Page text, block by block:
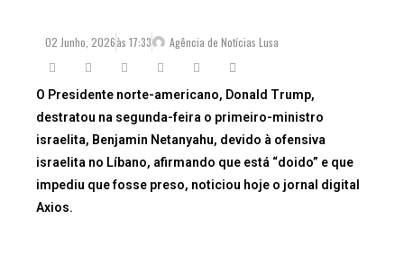
02 Junho, 2026às 17:33 Agência de Notícias Lusa
O Presidente norte-americano, Donald Trump,
destratou na segunda-feira o primeiro-ministro
israelita, Benjamin Netanyahu, devido à ofensiva
israelita no Líbano, afirmando que está “doido” e que
impediu que fosse preso, noticiou hoje o jornal digital
Axios.